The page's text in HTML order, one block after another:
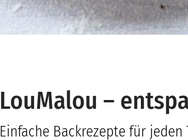
LouMalou –
Einfache Backrezepte für jeden